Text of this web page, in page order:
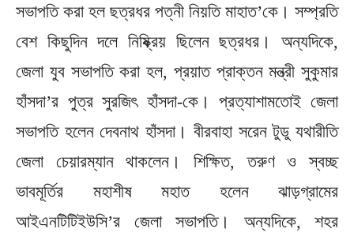
সভাপতি করা হল ছত্রধর পত্নী নিয়তি মাহাত’কে। সম্প্রতি
বেশ কিছুদিন দলে নিষ্ক্রিয় ছিলেন ছত্রধর। অন্যদিকে,
জেলা যুব সভাপতি করা হল, প্রয়াত প্রাক্তন মন্ত্রী সুকুমার
হাঁসদা’র পুত্র সুরজিৎ হাঁসদা-কে। প্রত্যাশামতোই জেলা
সভাপতি হলেন দেবনাথ হাঁসদা। বীরবাহা সরেন টুডু যথারীতি
জেলা চেয়ারম্যান থাকলেন। শিক্ষিত, তরুণ ও স্বচ্ছ
ভাবমূর্তির মহাশীষ মহাত হলেন ঝাড়গ্রামের
আইএনটিটিইউসি’র জেলা সভাপতি। অন্যদিকে, শহর